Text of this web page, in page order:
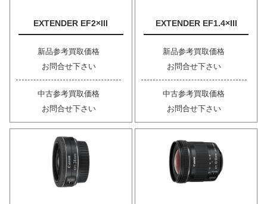
EXTENDER EF2×III
新品参考買取価格
お問合せ下さい
中古参考買取価格
お問合せ下さい
EXTENDER EF1.4×III
新品参考買取価格
お問合せ下さい
中古参考買取価格
お問合せ下さい